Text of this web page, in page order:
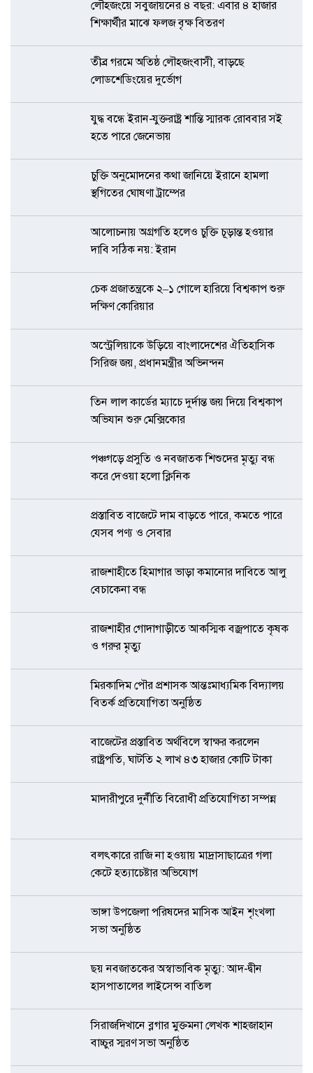
লৌহজংয়ে সবুজায়নের ৪ বছর: এবার ৪ হাজার
শিক্ষার্থীর মাঝে ফলজ বৃক্ষ বিতরণ
তীব্র গরমে অতিষ্ঠ লৌহজংবাসী, বাড়ছে
লোডশেডিংয়ের দুর্ভোগ
যুদ্ধ বন্ধে ইরান-যুক্তরাষ্ট্র শান্তি স্মারক রোববার সই
হতে পারে জেনেভায়
চুক্তি অনুমোদনের কথা জানিয়ে ইরানে হামলা
স্থগিতের ঘোষণা ট্রাম্পের
আলোচনায় অগ্রগতি হলেও চুক্তি চূড়ান্ত হওয়ার
দাবি সঠিক নয়: ইরান
চেক প্রজাতন্ত্রকে ২–১ গোলে হারিয়ে বিশ্বকাপ শুরু
দক্ষিণ কোরিয়ার
অস্ট্রেলিয়াকে উড়িয়ে বাংলাদেশের ঐতিহাসিক
সিরিজ জয়, প্রধানমন্ত্রীর অভিনন্দন
তিন লাল কার্ডের ম্যাচে দুর্দান্ত জয় দিয়ে বিশ্বকাপ
অভিযান শুরু মেক্সিকোর
পঞ্চগড়ে প্রসুতি ও নবজাতক শিশুদের মৃত্যু বন্ধ
করে দেওয়া হলো ক্লিনিক
প্রস্তাবিত বাজেটে দাম বাড়তে পারে, কমতে পারে
যেসব পণ্য ও সেবার
রাজশাহীতে হিমাগার ভাড়া কমানোর দাবিতে আলু
বেচাকেনা বন্ধ
রাজশাহীর গোদাগাড়ীতে আকস্মিক বজ্রপাতে কৃষক
ও গরুর মৃত্যু
মিরকাদিম পৌর প্রশাসক আন্তঃমাধ্যমিক বিদ্যালয়
বিতর্ক প্রতিযোগিতা অনুষ্ঠিত
বাজেটের প্রস্তাবিত অর্থবিলে স্বাক্ষর করলেন
রাষ্ট্রপতি, ঘাটতি ২ লাখ ৪৩ হাজার কোটি টাকা
মাদারীপুরে দুর্নীতি বিরোধী প্রতিযোগিতা সম্পন্ন
বলৎকারে রাজি না হওয়ায় মাদ্রাসাছাত্রের গলা
কেটে হত্যাচেষ্টার অভিযোগ
ভাঙ্গা উপজেলা পরিষদের মাসিক আইন শৃংখলা
সভা অনুষ্ঠিত
ছয় নবজাতকের অস্বাভাবিক মৃত্যু: আদ-দ্বীন
হাসপাতালের লাইসেন্স বাতিল
সিরাজদিখানে ব্লগার মুক্তমনা লেখক শাহজাহান
বাচ্চুর স্মরণ সভা অনুষ্ঠিত